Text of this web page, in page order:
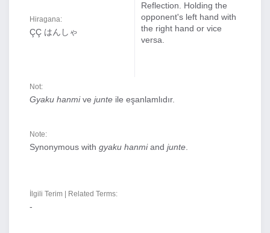
Hiragana:
ÇÇ はんしゃ
Reflection. Holding the
opponent's left hand with
the right hand or vice
versa.
Not:
Gyaku hanmive junte ile eşanlamlıdır.
Note:
Synonymous with gyaku hanmiand junte
İlgili Terim | Related Terms:
-